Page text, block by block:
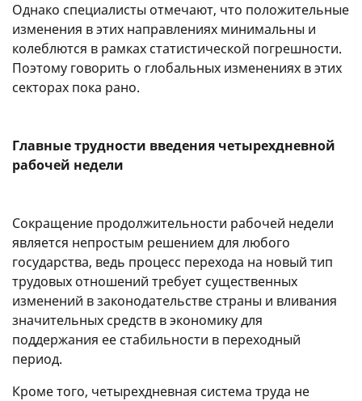
Однако специалисты отмечают, что положительные
изменения в этих направлениях минимальны и
колеблются в рамках статистической погрешности.
Поэтому говорить о глобальных изменениях в этих
секторах пока рано.
Главные трудности введения четырехдневной
рабочей недели
Сокращение продолжительности рабочей недели
является непростым решением для любого
государства, ведь процесс перехода на новый тип
трудовых отношений требует существенных
изменений в законодательстве страны и вливания
значительных средств в экономику для
поддержания ее стабильности в переходный
период.
Кроме того, четырехдневная система труда не